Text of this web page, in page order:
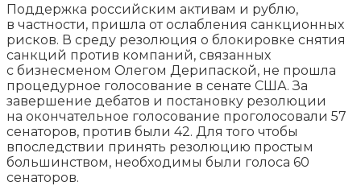
Поддержка российским активам и рублю,
в частности, пришла от ослабления санкционных
рисков. В среду резолюция о блокировке снятия
санкций против компаний, связанных
с бизнесменом Олегом Дерипаской, не прошла
процедурное голосование в сенате США. За
завершение дебатов и постановку резолюции
на окончательное голосование проголосовали 57
сенаторов, против были 42. Для того чтобы
впоследствии принять резолюцию простым
большинством, необходимы были голоса 60
сенаторов.